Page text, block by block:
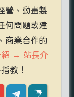
營、動畫製
何問題或建
商業合作的
紹 → 站長介
教！